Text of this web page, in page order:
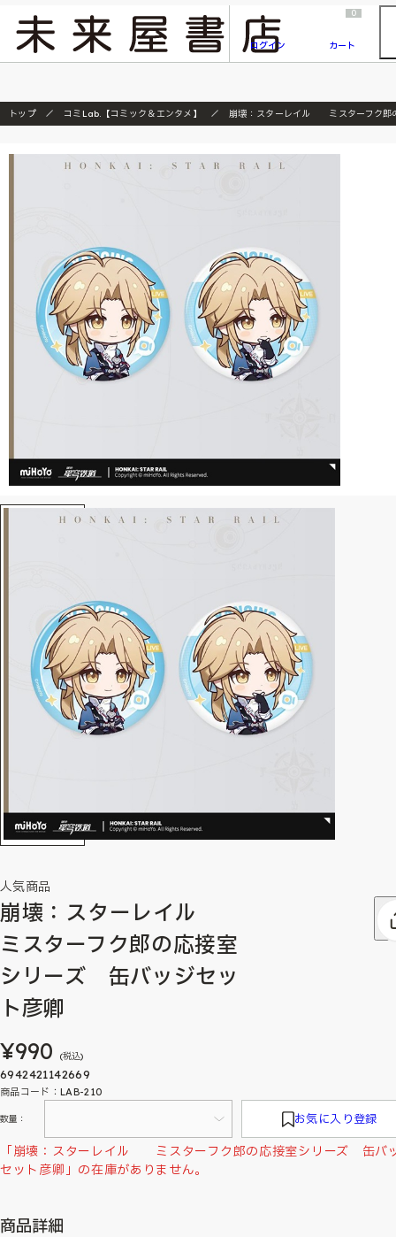
『ONE PIECE magazine 021 ONE PIECEカード付き同梱版』発売延期のご案内
ログイン
0
カート
トップ コミLab.【コミック＆エンタメ】 崩壊：スターレイル ミスターフク郎
人気商品
崩壊：スターレイル
ミスターフク郎の応接室
シリーズ 缶バッジセッ
ト彦卿
¥990 (税込)
6942421142669
商品コード：LAB-210
数量： お気に入り登録
「崩壊：スターレイル ミスターフク郎の応接室シリーズ 缶バ
セット彦卿」の在庫がありません。
商品詳細